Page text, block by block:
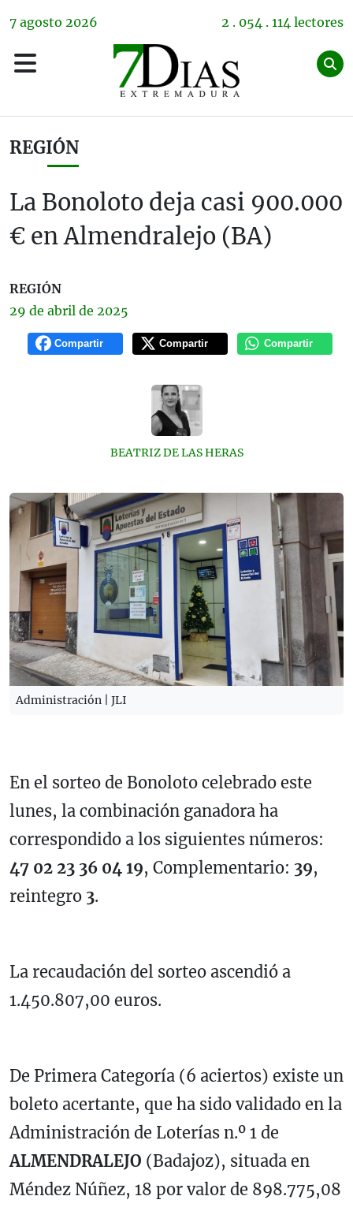
7 agosto 2026 2 . 054 . 114 lectores
REGIÓN
La Bonoloto deja casi 900.000
€ en Almendralejo (BA)
REGIÓN
29 de abril de 2025
Compartir Compartir Compartir
BEATRIZ DE LAS HERAS
Administración | JLI
En el sorteo de Bonoloto celebrado este
lunes, la combinación ganadora ha
correspondido a los siguientes números:
47 02 23 36 04 19, Complementario: 39,
reintegro 3.
La recaudación del sorteo ascendió a
1.450.807,00 euros.
De Primera Categoría (6 aciertos) existe un
boleto acertante, que ha sido validado en la
Administración de Loterías n.º 1 de
ALMENDRALEJO (Badajoz), situada en
Méndez Núñez, 18 por valor de 898.775,08